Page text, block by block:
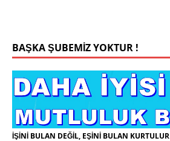
BAŞKA ŞUBEMİZ YOKTUR !
İŞİNİ BULAN DEĞİL, EŞİNİ BULAN KURTULUR